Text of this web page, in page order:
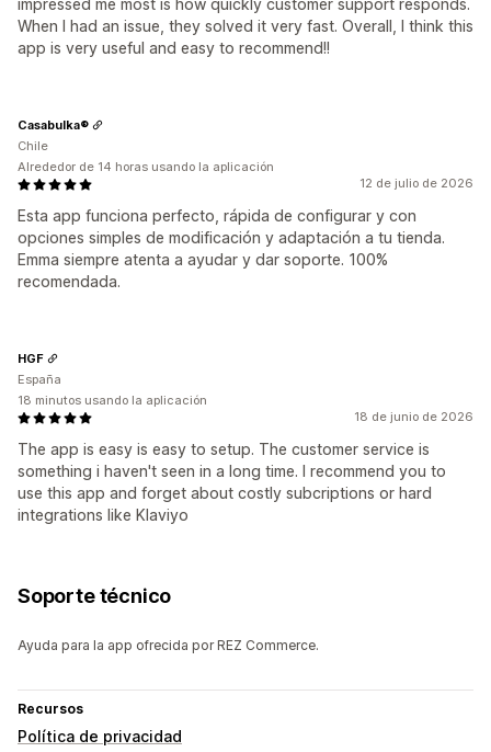
impressed me most is how quickly customer support responds.
When I had an issue, they solved it very fast. Overall, I think this
app is very useful and easy to recommend!!
12 de julio de 2026
Esta app funciona perfecto, rápida de configurar y con
opciones simples de modificación y adaptación a tu tienda.
Emma siempre atenta a ayudar y dar soporte. 100%
recomendada.
Casabulka®
Chile
Alrededor de 14 horas usando la aplicación
18 de junio de 2026
The app is easy is easy to setup. The customer service is
something i haven't seen in a long time. I recommend you to
use this app and forget about costly subcriptions or hard
integrations like Klaviyo
HGF
España
18 minutos usando la aplicación
Soporte técnico
Ayuda para la app ofrecida por REZ Commerce.
Recursos
Política de privacidad